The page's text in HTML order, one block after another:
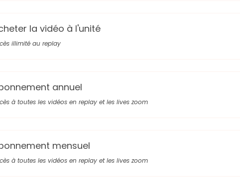
la vidéo à l'unité
illimité au replay
annuel
à toutes les vidéos en replay et les lives zoom
mensuel
à toutes les vidéos en replay et les lives zoom